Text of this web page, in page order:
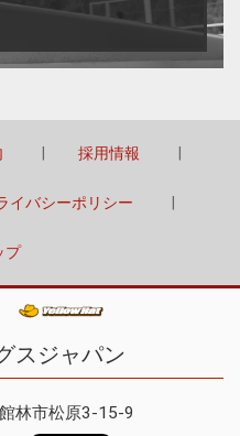
採用情報
イバシーポリシー
プ
スジャパン
林市松原3-15-9